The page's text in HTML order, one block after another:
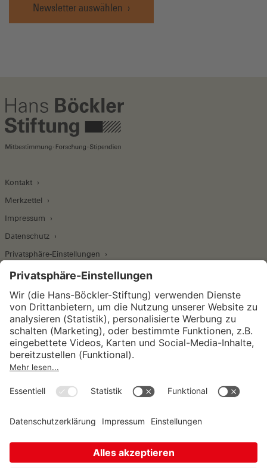
Newsletter auswählen
Kontakt
Merkzettel
Impressum
Datenschutz
Privatsphäre-Einstellungen
Wirtschafts- und Sozialwissenschaftliches Institut
Institut für Makroökonomie und
Konjunkturforschung
Unternehmensführung